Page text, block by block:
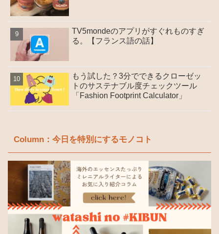
TV5mondeのアプリがすぐれものすぎ
る。【フランス語の話】
もう試した？3分でできるクローゼッ
トのサステナブル度チェックツール
「Fashion Footprint Calculator」
Column：今日を特別にするモノコト